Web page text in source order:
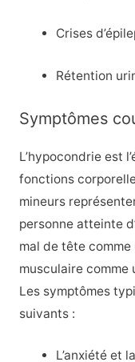
Crises
Rétention
Symptômes
L’hypocondrie est
fonctions
mineurs
personne atteinte
mal de tête comme
musculaire comme
Les symptômes
suivants :
L’anxiété et